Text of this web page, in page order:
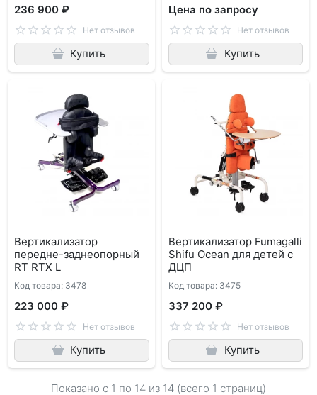
236 900 ₽
Нет отзывов
Купить
Цена по запросу
Нет отзывов
Купить
Вертикализатор
передне-заднеопорный
RT RTX L
Код товара: 3478
223 000 ₽
Нет отзывов
Купить
Вертикализатор Fumagalli
Shifu Ocean для детей с
ДЦП
Код товара: 3475
337 200 ₽
Нет отзывов
Купить
Показано с 1 по 14 из 14 (всего 1 страниц)